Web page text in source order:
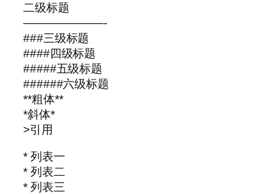
二级标题
———————-
###三级标题
####四级标题
#####五级标题
######六级标题
**粗体**
*斜体*
>引用
* 列表一
* 列表二
* 列表三